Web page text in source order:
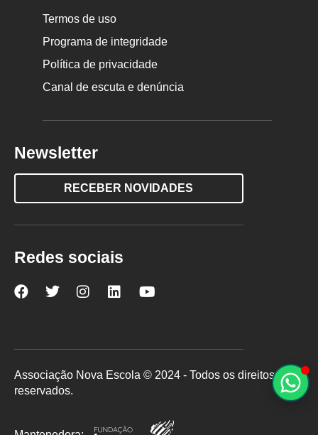
Termos de uso
Programa de integridade
Política de privacidade
Canal de escuta e denúncia
Newsletter
RECEBER NOVIDADES
Redes sociais
Nova
Facebook
Nova
Twitter
Nova
Instagram
Nova
LinkedInYouTube
Associação Nova Escola © 2024 - Todos os direitos
reservados.